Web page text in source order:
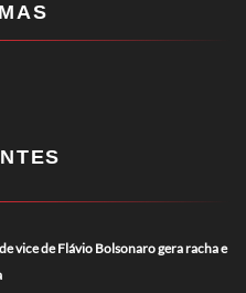
vice de Flávio Bolsonaro gera racha e